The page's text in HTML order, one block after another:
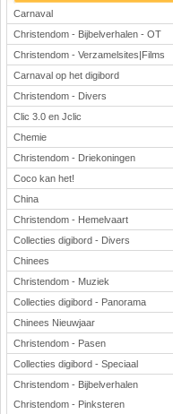
Carnaval
Christendom - Bijbelverhalen - OT
Christendom - Verzamelsites|Films
Carnaval op het digibord
Christendom - Divers
Clic 3.0 en Jclic
Chemie
Christendom - Driekoningen
Coco kan het!
China
Christendom - Hemelvaart
Collecties digibord - Divers
Chinees
Christendom - Muziek
Collecties digibord - Panorama
Chinees Nieuwjaar
Christendom - Pasen
Collecties digibord - Speciaal
Christendom - Bijbelverhalen
Christendom - Pinksteren